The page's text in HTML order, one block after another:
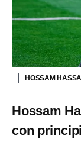
HOSSAM
Hossam
con